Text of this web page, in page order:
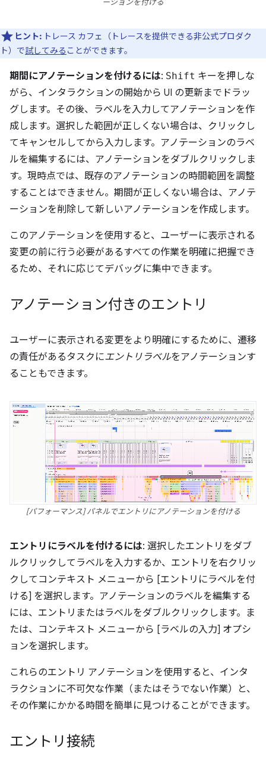
ーションを付ける
ヒント: トレース カフェ（トレースを提供できる非公式プロダク
ト）で試してみる ことができます。
期間にアノテーションを付けるには: Shift キーを押しな
がら、インタラクションの開始から UI の更新までドラッ
グします。その後、ラベルを入力してアノテーションを作
成します。選択した範囲が正しくない場合は、クリックし
てキャンセルしてから入力します。アノテーションのラベ
ルを編集するには、アノテーションをダブルクリックしま
す。現時点では、既存のアノテーションの時間範囲を調整
することはできません。期間が正しくない場合は、アノテ
ーションを削除して新しいアノテーションを作成します。
このアノテーションを使用すると、ユーザーに表示される
変更の前に行う必要があるすべての作業を明確に把握でき
るため、それに応じてデバッグに集中できます。
アノテーション付きのエントリ
ユーザーに表示される変更をより明確にするために、遷移
の責任があるタスクにエントリラベルをアノテーションす
ることもできます。
[パフォーマンス] パネルでエントリにアノテーションを付ける
エントリにラベルを付けるには: 選択したエントリをダブ
ルクリックしてラベルを入力するか、エントリを右クリッ
クしてコンテキスト メニューから [エントリにラベルを付
ける] を選択します。アノテーションのラベルを編集する
には、エントリまたはラベルをダブルクリックします。ま
たは、コンテキスト メニューから [ラベルの入力] オプシ
ョンを選択します。
これらのエントリ アノテーションを使用すると、インタ
ラクションに不可欠な作業（またはそうでない作業）と、
その作業にかかる時間を簡単に見つけることができます。
エントリ接続